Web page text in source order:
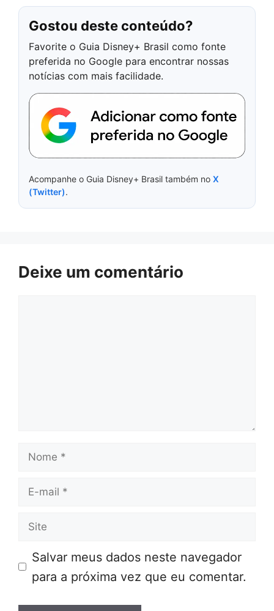
Gostou deste conteúdo?
Favorite o Guia Disney+ Brasil como fonte
preferida no Google para encontrar nossas
notícias com mais facilidade.
Acompanhe o Guia Disney+ Brasil também no X
(Twitter).
Deixe um comentário
Nome
E-
Site
Salvar meus dados neste navegador
para a próxima vez que eu comentar.